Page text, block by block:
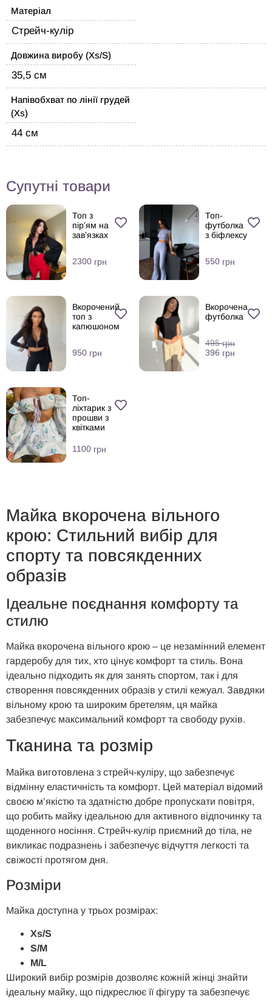
Матеріал
Стрейч-кулір
Довжина виробу (Xs/S)
35,5 см
Напівобхват по лінії грудей
(Xs)
44 см
Супутні товари
Топ з
пірʼям на
завʼязках
2300 грн
Топ-
футболка
з біфлексу
550 грн
Вкорочений
топ з
капюшоном
950 грн
Вкорочена
футболка
495грн
396 грн
Топ-
ліхтарик з
прошви з
квітками
1100 грн
Майка вкорочена вільного
крою: Стильний вибір для
спорту та повсякденних
образів
Ідеальне поєднання комфорту та
стилю
Майка вкорочена вільного крою – це незамінний елемент
гардеробу для тих, хто цінує комфорт та стиль. Вона
ідеально підходить як для занять спортом, так і для
створення повсякденних образів у стилі кежуал. Завдяки
вільному крою та широким бретелям, ця майка
забезпечує максимальний комфорт та свободу рухів.
Тканина та розмір
Майка виготовлена з стрейч-куліру, що забезпечує
відмінну еластичність та комфорт. Цей матеріал відомий
своєю м’якістю та здатністю добре пропускати повітря,
що робить майку ідеальною для активного відпочинку та
щоденного носіння. Стрейч-кулір приємний до тіла, не
викликає подразнень і забезпечує відчуття легкості та
свіжості протягом дня.
Розміри
Майка доступна у трьох розмірах:
Xs/S
S/M
M/L
Широкий вибір розмірів дозволяє кожній жінці знайти
ідеальну майку, що підкреслює її фігуру та забезпечує